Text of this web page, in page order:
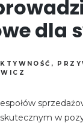
dla
,
w